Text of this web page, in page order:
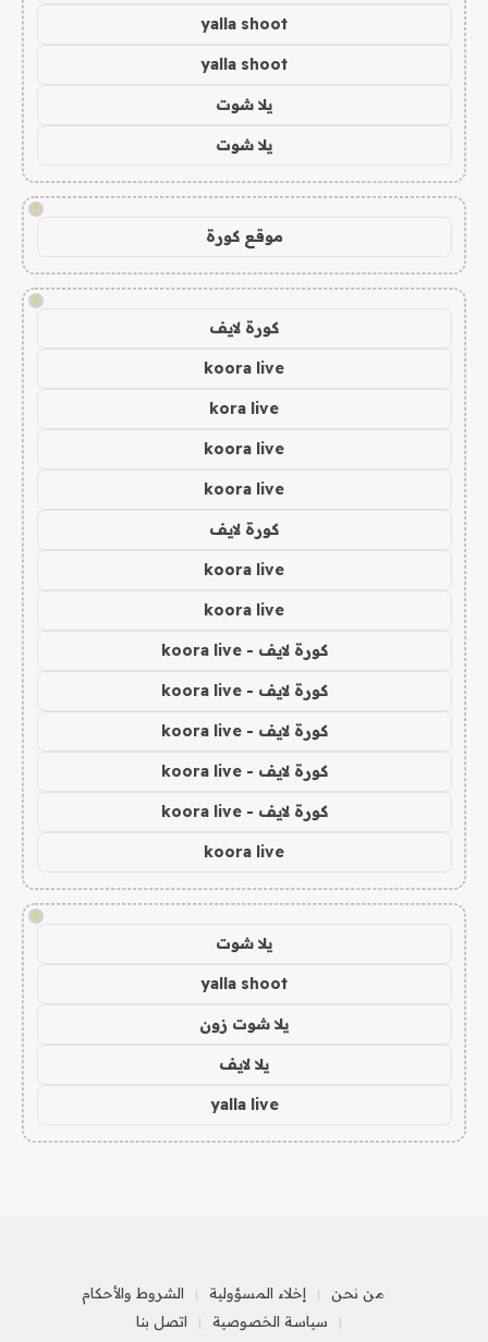
yalla shoot
yalla shoot
يلا شوت
يلا شوت
!
موقع كورة
!
كورة لايف
koora live
kora live
koora live
koora live
كورة لايف
koora live
koora live
كورة لايف - koora live
كورة لايف - koora live
كورة لايف - koora live
كورة لايف - koora live
كورة لايف - koora live
koora live
!
يلا شوت
yalla shoot
يلا شوت زون
يلا لايف
yalla live
من نحن إخلاء المسؤولية
الشروط والأحكام
سياسة الخصوصية
اتصل بنا